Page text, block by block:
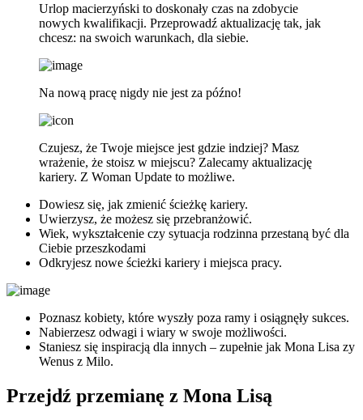
Urlop macierzyński to doskonały czas na zdobycie
nowych kwalifikacji. Przeprowadź aktualizację tak, jak
chcesz: na swoich warunkach, dla siebie.
Na nową pracę nigdy nie jest za późno!
Czujesz, że Twoje miejsce jest gdzie indziej? Masz
wrażenie, że stoisz w miejscu? Zalecamy aktualizację
kariery. Z Woman Update to możliwe.
Dowiesz się, jak zmienić ścieżkę kariery.
Uwierzysz, że możesz się przebranżowić.
Wiek, wykształcenie czy sytuacja rodzinna przestaną być dla
Ciebie przeszkodami
Odkryjesz nowe ścieżki kariery i miejsca pracy.
Poznasz kobiety, które wyszły poza ramy i osiągnęły sukces.
Nabierzesz odwagi i wiary w swoje możliwości.
Staniesz się inspiracją dla innych – zupełnie jak Mona Lisa zy
Wenus z Milo.
Przejdź przemianę z Mona Lisą